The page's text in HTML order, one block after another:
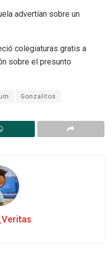
advertían sobre un
colegiaturas gratis a
sobre el presunto
Gonzalitos